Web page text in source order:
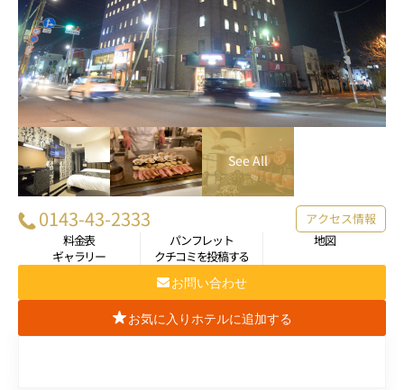
0143-43-2333
アクセス情報
料金表
パンフレット
地図
ギャラリー
クチコミを投稿する
お問い合わせ
お気に入りホテルに追加する